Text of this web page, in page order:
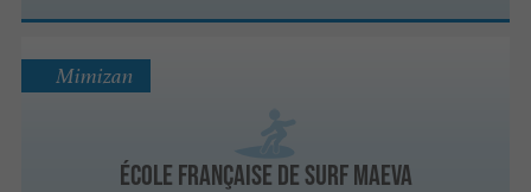
École Française de Surf Maeva
Mimizan